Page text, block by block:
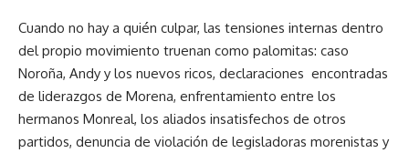
Cuando no hay a quién culpar, las tensiones internas dentro
del propio movimiento truenan como palomitas: caso
Noroña, Andy y los nuevos ricos, declaraciones encontradas
de liderazgos de Morena, enfrentamiento entre los
hermanos Monreal, los aliados insatisfechos de otros
partidos, denuncia de violación de legisladoras morenistas y